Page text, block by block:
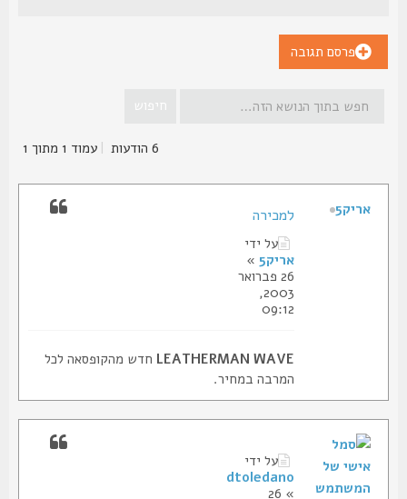
פרסם תגובה
|עמוד1מתוך1
למכירה
על ידי
אריק5 »
26 פברואר
2003,
09:12
LEATHERMAN WAVEחדש מהקופסאה לכל
המרבה במחיר.
אריק5
על ידי
dtoledano